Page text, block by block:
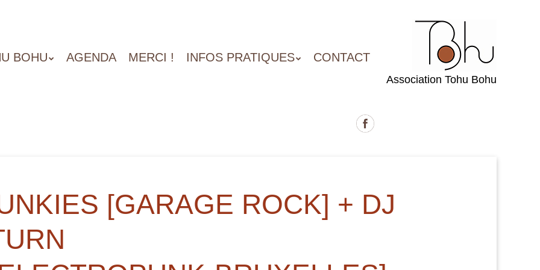
BOHU AGENDA MERCI ! INFOS PRATIQUES CONTACT
Association Tohu Bohu
[GARAGE ROCK] + DJ